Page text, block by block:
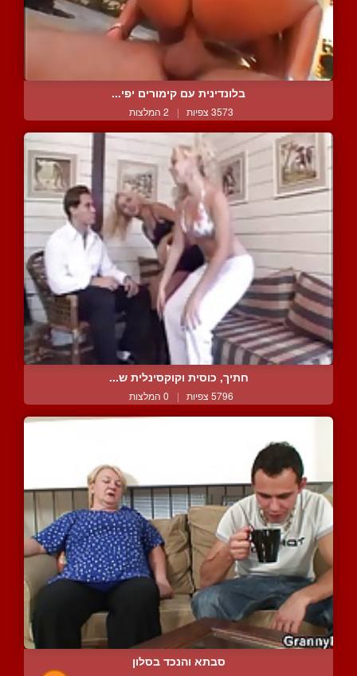
בלונדינית עם קימורים יפי...
3573 צפיות | 2 המלצות
חתיך, כוסית וקוקסינלית ש...
5796 צפיות | 0 המלצות
סבתא והנכד בסלון